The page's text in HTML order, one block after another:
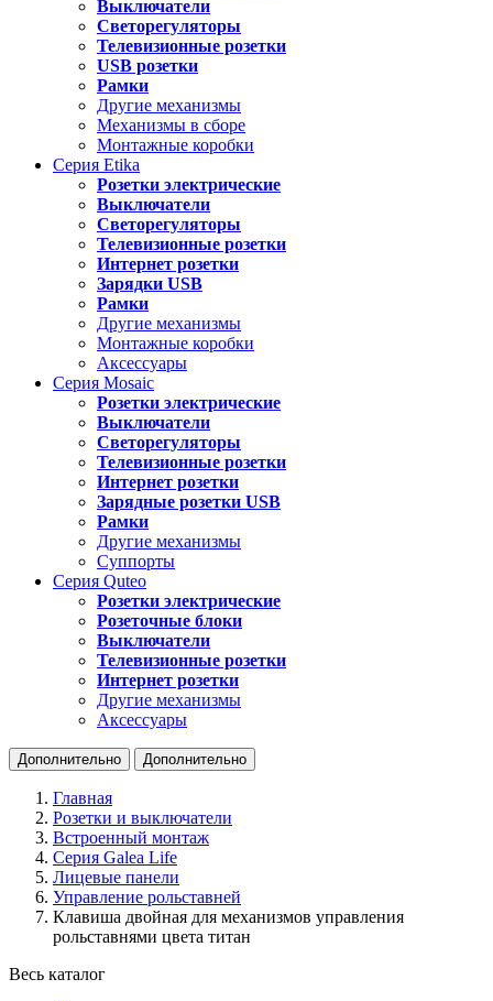
Выключатели
Светорегуляторы
Телевизионные розетки
USB розетки
Рамки
Другие механизмы
Механизмы в сборе
Монтажные коробки
Серия Etika
Розетки электрические
Выключатели
Светорегуляторы
Телевизионные розетки
Интернет розетки
Зарядки USB
Рамки
Другие механизмы
Монтажные коробки
Аксессуары
Серия Mosaic
Розетки электрические
Выключатели
Светорегуляторы
Телевизионные розетки
Интернет розетки
Зарядные розетки USB
Рамки
Другие механизмы
Суппорты
Серия Quteo
Розетки электрические
Розеточные блоки
Выключатели
Телевизионные розетки
Интернет розетки
Другие механизмы
Аксессуары
Дополнительно Дополнительно
Главная
Розетки и выключатели
Встроенный монтаж
Серия Galea Life
Лицевые панели
Управление рольставней
Клавиша двойная для механизмов управления
рольставнями цвета титан
Весь каталог